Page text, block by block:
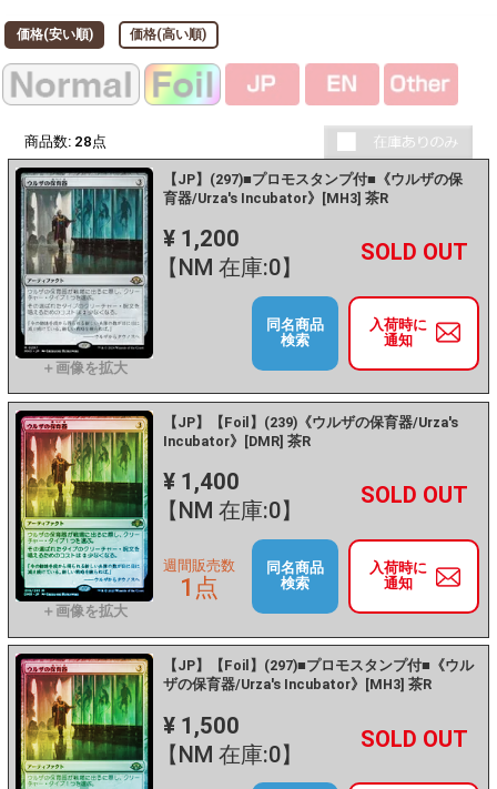
価格(安い順) 価格(高い順)
商品数: 28 点
【JP】(297)■プロモスタンプ付■《ウルザの保
育器/Urza's Incubator》[MH3] 茶R
¥ 1,200
【NM 在庫:0】
－ +
入荷時に
通知
同名商品
検索
【JP】【Foil】(239)《ウルザの保育器/Urza's
Incubator》[DMR] 茶R
¥ 1,400
【NM 在庫:0】
－ +
入荷時に
通知
週間販売数
1点
同名商品
検索
【JP】【Foil】(297)■プロモスタンプ付■《ウル
ザの保育器/Urza's Incubator》[MH3] 茶R
¥ 1,500
【NM 在庫:0】
－ +